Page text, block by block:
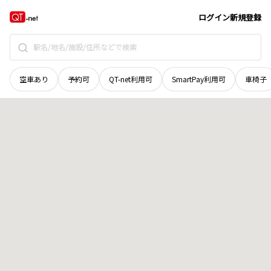
ログイン新規登録
空車あり 予約可 QT-net利用可 SmartPay利用可 車椅子
秋田県